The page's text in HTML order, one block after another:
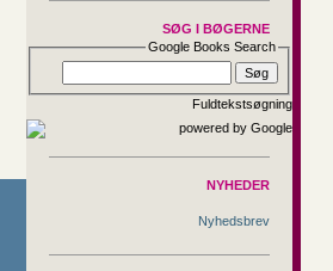
SØG I BØGERNE
Google Books Search
Fuldtekstsøgning
NYHEDER
Nyhedsbrev